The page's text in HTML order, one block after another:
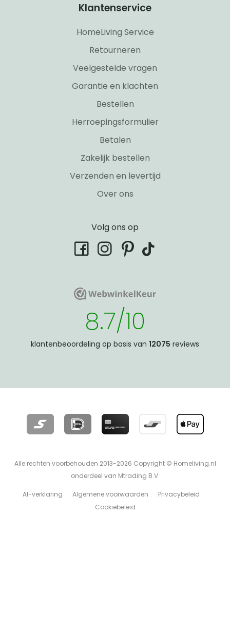
Klantenservice
HomeLiving Service
Retourneren
Veelgestelde vragen
Garantie en klachten
Bestellen
Herroepingsformulier
Betalen
Zakelijk bestellen
Verzenden en levertijd
Over ons
Volg ons op
facebookinstagram
pinterest
tiktok
WebwinkelKeurWebwinkelKeur
8.7/10
klantenbeoordeling op basis van 12075 reviews
Alle rechten voorbehouden 2013-2026 Copyright © Homeliving.nl
onderdeel van Mtrading B.V.
AI-verklaring Algemene voorwaarden
Privacybeleid
Cookiebeleid